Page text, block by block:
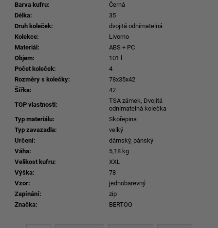
Barva kufru:
Černá
Délka:
35
Druh koleček:
dvojitá odnímatelná
Kolekce:
Livorno
Materiál:
ABS + PC
Objem:
101 l
Počet koleček:
4
Rozměry s kolečky:
78x35x42
Šířka:
42
TOP vlastnosti:
TSA zámek, Dvojitá
odnímatelná kolečka
Typ materiálu:
Skořepina
Typ zavazadla:
velký
Určení:
dámský, pánský
Váha:
5,18 kg
Velikost kufru:
XXL
Výška:
78
Vzor:
jednobarevný
Zapínání:
zip
Značka: BERTOO